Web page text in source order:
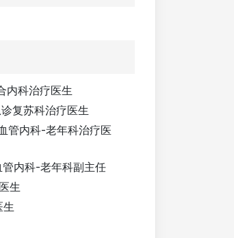
内科治疗医生
复苏科治疗医生
管内科-老年科治疗医
内科-老年科副主任
生
生